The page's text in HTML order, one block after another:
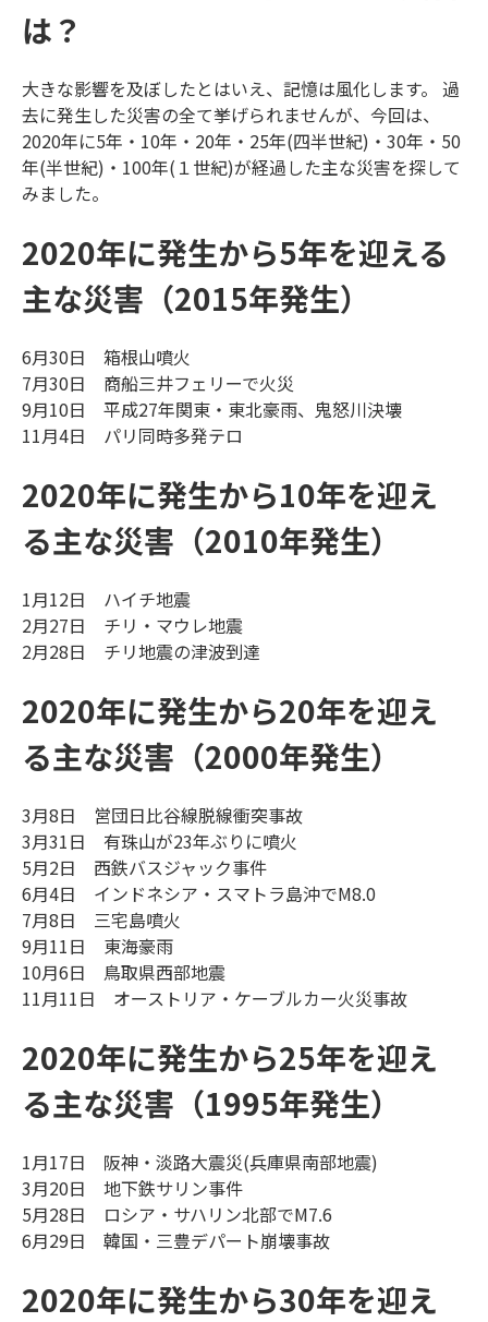
は？
大きな影響を及ぼしたとはいえ、記憶は風化します。 過
去に発生した災害の全て挙げられませんが、今回は、
2020年に5年・10年・20年・25年(四半世紀)・30年・50
年(半世紀)・100年(１世紀)が経過した主な災害を探して
みました。
2020年に発生から5年を迎える
主な災害（2015年発生）
6月30日 箱根山噴火
7月30日 商船三井フェリーで火災
9月10日 平成27年関東・東北豪雨、鬼怒川決壊
11月4日 パリ同時多発テロ
2020年に発生から10年を迎え
る主な災害（2010年発生）
1月12日 ハイチ地震
2月27日 チリ・マウレ地震
2月28日 チリ地震の津波到達
2020年に発生から20年を迎え
る主な災害（2000年発生）
3月8日 営団日比谷線脱線衝突事故
3月31日 有珠山が23年ぶりに噴火
5月2日 西鉄バスジャック事件
6月4日 インドネシア・スマトラ島沖でM8.0
7月8日 三宅島噴火
9月11日 東海豪雨
10月6日 鳥取県西部地震
11月11日 オーストリア・ケーブルカー火災事故
2020年に発生から25年を迎え
る主な災害（1995年発生）
1月17日 阪神・淡路大震災(兵庫県南部地震)
3月20日 地下鉄サリン事件
5月28日 ロシア・サハリン北部でM7.6
6月29日 韓国・三豊デパート崩壊事故
2020年に発生から30年を迎え